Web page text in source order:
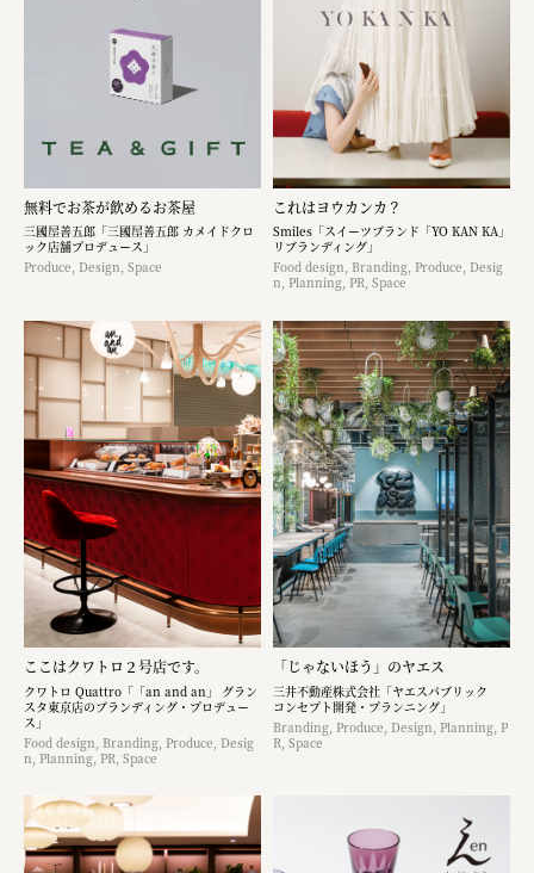
無料でお茶が飲めるお茶屋
三國屋善五郎「三國屋善五郎 カメイドクロ
ック店舗プロデュース」
Produce, Design, Space
これはヨウカンカ？
Smiles「スイーツブランド「YO KAN KA」
リブランディング」
Food design, Branding, Produce, Desig
n, Planning, PR, Space
ここはクワトロ２号店です。
クワトロ Quattro「「an and an」 グラン
スタ東京店のブランディング・プロデュー
ス」
Food design, Branding, Produce, Desig
n, Planning, PR, Space
「じゃないほう」のヤエス
三井不動産株式会社「ヤエスパブリック
コンセプト開発・プランニング」
Branding, Produce, Design, Planning, P
R, Space